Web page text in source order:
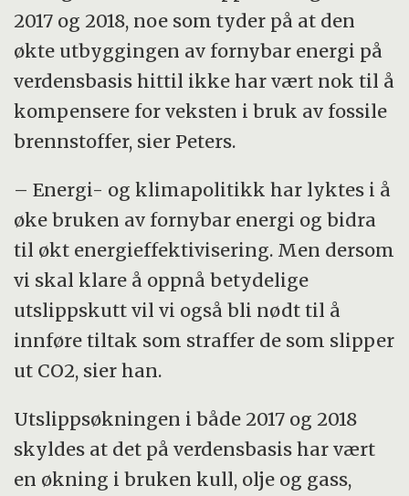
2017 og 2018, noe som tyder på at den
økte utbyggingen av fornybar energi på
verdensbasis hittil ikke har vært nok til å
kompensere for veksten i bruk av fossile
brennstoffer, sier Peters.
– Energi- og klimapolitikk har lyktes i å
øke bruken av fornybar energi og bidra
til økt energieffektivisering. Men dersom
vi skal klare å oppnå betydelige
utslippskutt vil vi også bli nødt til å
innføre tiltak som straffer de som slipper
ut CO2, sier han.
Utslippsøkningen i både 2017 og 2018
skyldes at det på verdensbasis har vært
en økning i bruken kull, olje og gass,